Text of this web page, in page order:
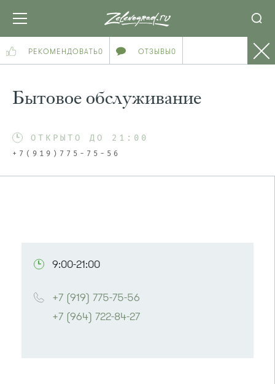
РЕКОМЕНДОВАТЬ0 ОТЗЫВЫ0
Бытовое обслуживание
ОТКРЫТО ДО 21:00
+7(919)775-75-56
9:00-21:00
+7 (919) 775-75-56
+7 (964) 722-84-27